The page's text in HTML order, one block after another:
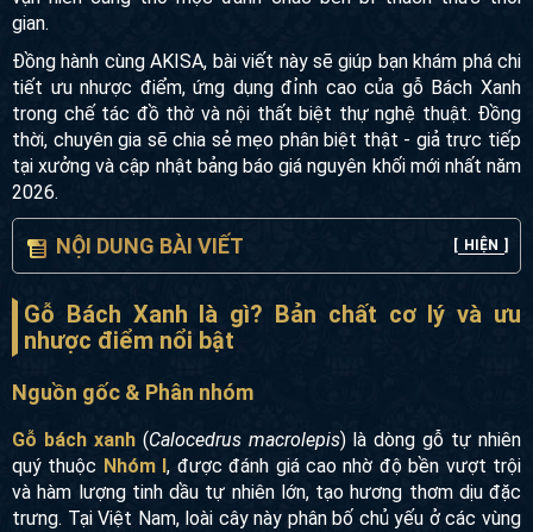
gian.
Đồng hành cùng AKISA, bài viết này sẽ giúp bạn khám phá chi
tiết ưu nhược điểm, ứng dụng đỉnh cao của gỗ Bách Xanh
trong chế tác đồ thờ và nội thất biệt thự nghệ thuật. Đồng
thời, chuyên gia sẽ chia sẻ mẹo phân biệt thật - giả trực tiếp
tại xưởng và cập nhật bảng báo giá nguyên khối mới nhất năm
2026.
NỘI DUNG BÀI VIẾT [ HIỆN ]
Gỗ Bách Xanh là gì? Bản chất cơ lý và ưu
nhược điểm nổi bật
Nguồn gốc & Phân nhóm
Gỗ bách xanh(Calocedrus macrolepis) là dòng gỗ tự nhiên
quý thuộc Nhóm I, được đánh giá cao nhờ độ bền vượt trội
và hàm lượng tinh dầu tự nhiên lớn, tạo hương thơm dịu đặc
trưng. Tại Việt Nam, loài cây này phân bố chủ yếu ở các vùng